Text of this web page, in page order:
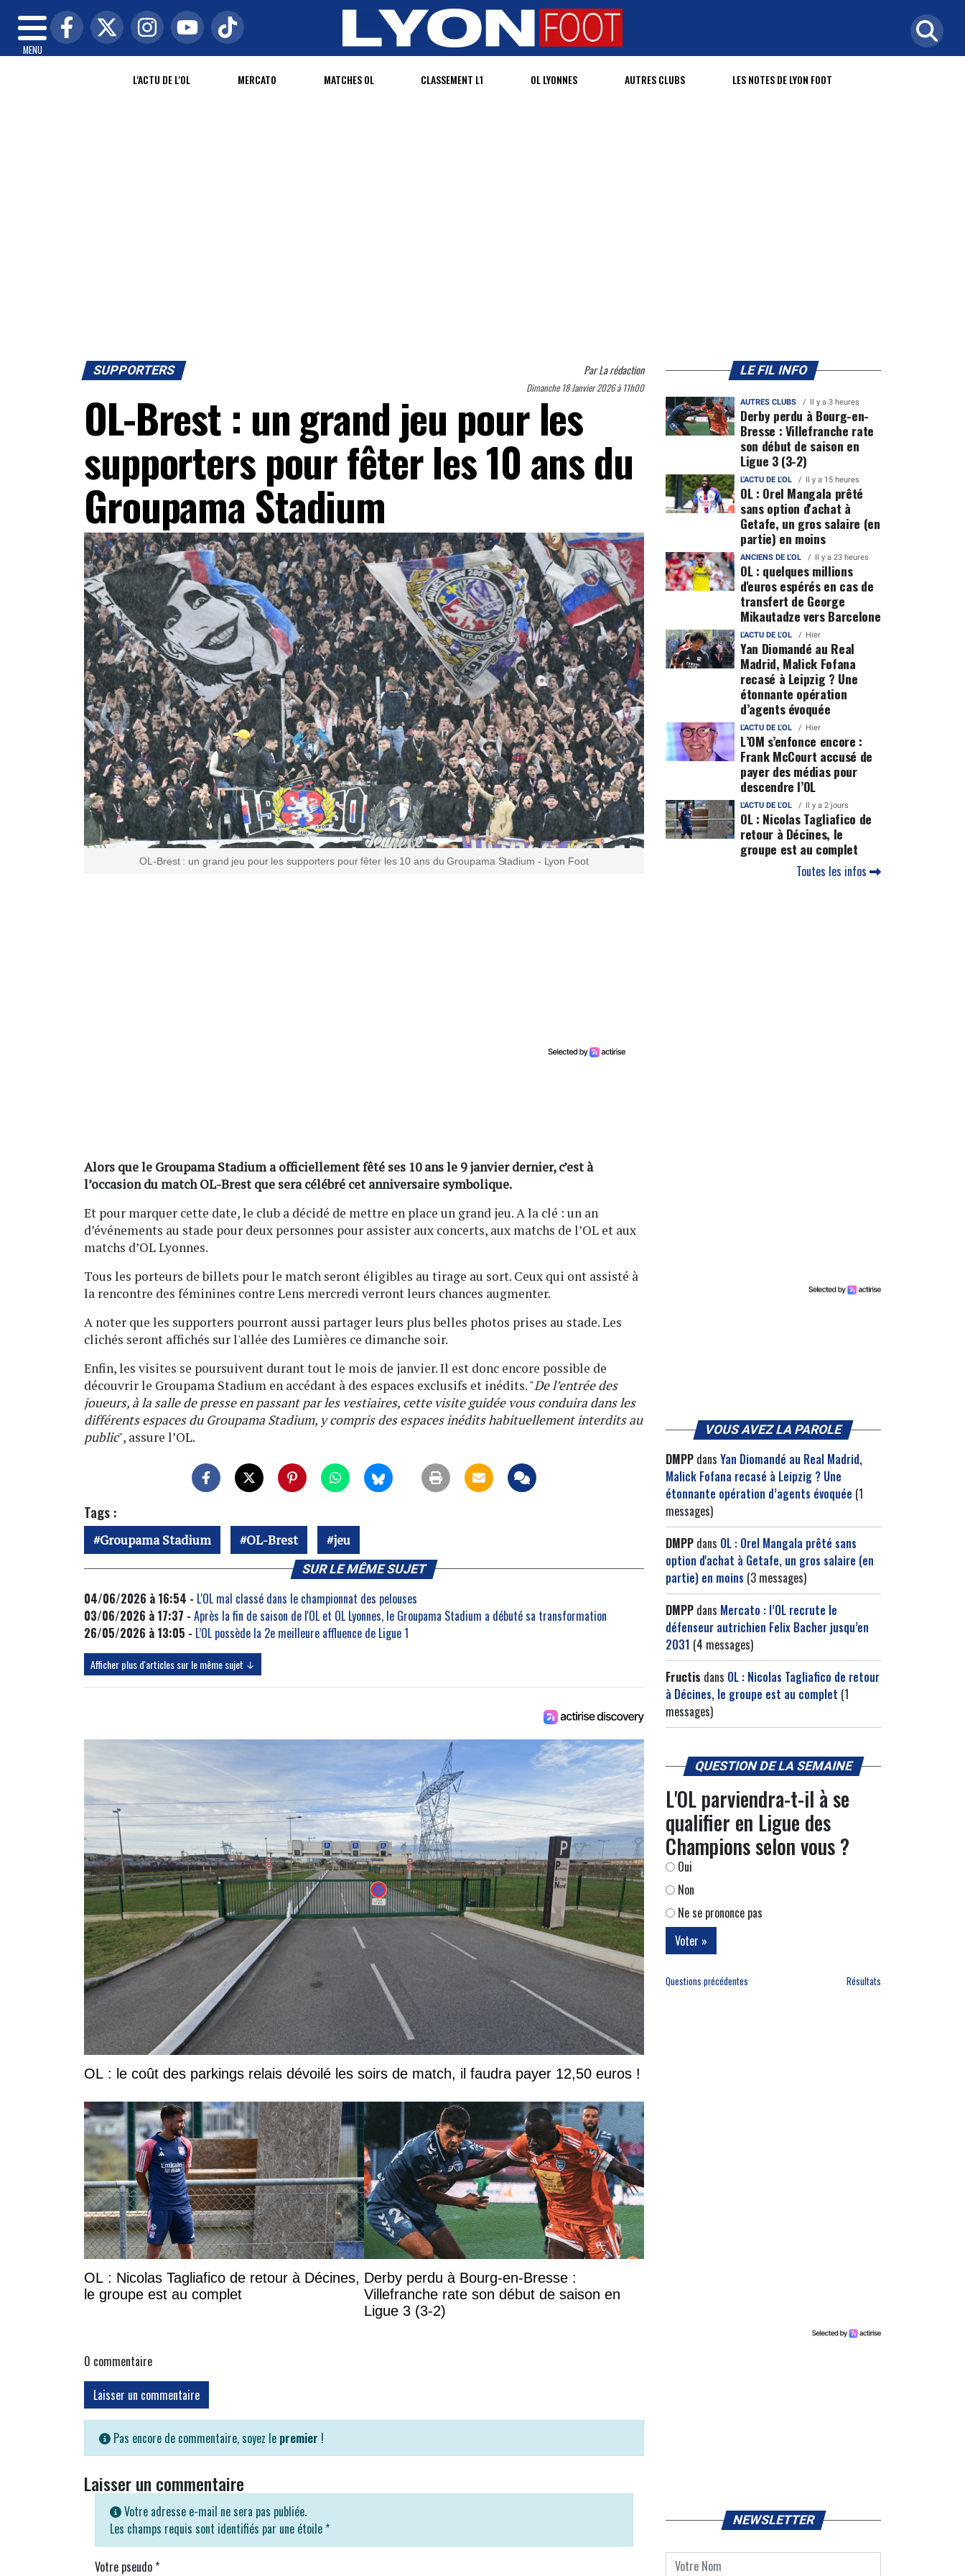
MENU
L'ACTU DE L'OL MERCATO MATCHES OL CLASSEMENT L1 OL LYONNES AUTRES CLUBS LES NOTES DE LYON FOOT
SUPPORTERS ParLa rédaction
Dimanche 18 Janvier 2026 à 11h00
OL-Brest : un grand jeu pour les
supporters pour fêter les 10 ans du
Groupama Stadium
OL-Brest : un grand jeu pour les supporters pour fêter les 10 ans du Groupama Stadium - Lyon Foot
Alors que le Groupama Stadium a officiellement fêté ses 10 ans le 9 janvier dernier, c’est à
l’occasion du match OL-Brest que sera célébré cet anniversaire symbolique.
Et pour marquer cette date, le club a décidé de mettre en place un grand jeu. A la clé : un an
d’événements au stade pour deux personnes pour assister aux concerts, aux matchs de l’OL et aux
matchs d’OL Lyonnes.
Tous les porteurs de billets pour le match seront éligibles au tirage au sort. Ceux qui ont assisté à
la rencontre des féminines contre Lens mercredi verront leurs chances augmenter.
A noter que les supporters pourront aussi partager leurs plus belles photos prises au stade. Les
clichés seront affichés sur l'allée des Lumières ce dimanche soir.
Enfin, les visites se poursuivent durant tout le mois de janvier. Il est donc encore possible de
découvrir le Groupama Stadium en accédant à des espaces exclusifs et inédits. "De l’entrée des
joueurs, à la salle de presse en passant par les vestiaires, cette visite guidée vous conduira dans les
différents espaces du Groupama Stadium, y compris des espaces inédits habituellement interdits au
public", assure l’OL.
Tags :
Groupama Stadium OL-Brest jeu
SUR LE MÊME SUJET
04/06/2026 à 16:54 - L'OL mal classé dans le championnat des pelouses
03/06/2026 à 17:37 - Après la fin de saison de l'OL et OL Lyonnes, le Groupama Stadium a débuté sa transformation
26/05/2026 à 13:05 - L’OL possède la 2e meilleure affluence de Ligue 1
Afficher plus d'articles sur le même sujet ↓
OL : le coût des parkings relais dévoilé les soirs de match, il faudra payer 12,50 euros !
OL : Nicolas Tagliafico de retour à Décines,
le groupe est au complet
Derby perdu à Bourg-en-Bresse :
Villefranche rate son début de saison en
Ligue 3 (3-2)
0 commentaire
Laisser un commentaire
Pas encore de commentaire, soyez le premier !
Laisser un commentaire
Votre adresse e-mail ne sera pas publiée.
Les champs requis sont identifiés par une étoile *
Votre pseudo*
LE FIL INFO
AUTRES CLUBS Il y a 3 heures
Derby perdu à Bourg-en-
Bresse : Villefranche rate
son début de saison en
Ligue 3 (3-2)
L'ACTU DE L'OL Il y a 15 heures
OL : Orel Mangala prêté
sans option d'achat à
Getafe, un gros salaire (en
partie) en moins
ANCIENS DE L'OL Il y a 23 heures
OL : quelques millions
d'euros espérés en cas de
transfert de George
Mikautadze vers Barcelone
L'ACTU DE L'OL Hier
Yan Diomandé au Real
Madrid, Malick Fofana
recasé à Leipzig ? Une
étonnante opération
d’agents évoquée
L'ACTU DE L'OL Hier
L’OM s’enfonce encore :
Frank McCourt accusé de
payer des médias pour
descendre l’OL
L'ACTU DE L'OL Il y a 2 jours
OL : Nicolas Tagliafico de
retour à Décines, le
groupe est au complet
Toutes les infos
VOUS AVEZ LA PAROLE
DMPP dans Yan Diomandé au Real Madrid,
Malick Fofana recasé à Leipzig ? Une
étonnante opération d’agents évoquée (1
messages)
DMPP dans OL : Orel Mangala prêté sans
option d'achat à Getafe, un gros salaire (en
partie) en moins (3 messages)
DMPP dans Mercato : l’OL recrute le
défenseur autrichien Felix Bacher jusqu’en
2031 (4 messages)
Fructis dans OL : Nicolas Tagliafico de retour
à Décines, le groupe est au complet (1
messages)
QUESTION DE LA SEMAINE
L'OL parviendra-t-il à se
qualifier en Ligue des
Champions selon vous ?
Oui
Non
Ne se prononce pas
Questions précédentes Résultats
NEWSLETTER